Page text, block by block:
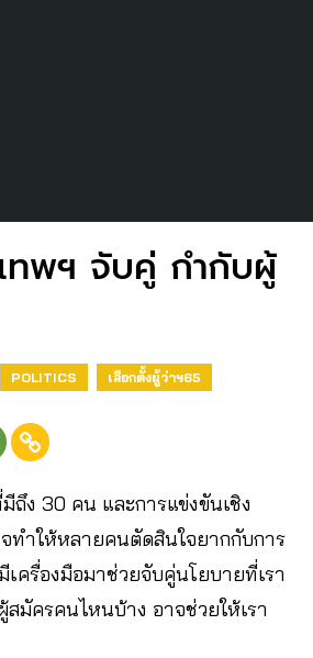
พฯ จับคู่ กำกับผู้
POLITICS เลือกตั้งผู้ว่าฯ65
ถึง 30 คน และการแข่งขันเชิง
ทำให้หลายคนตัดสินใจยากกับการ
เครื่องมือมาช่วยจับคู่นโยบายที่เรา
มัครคนไหนบ้าง อาจช่วยให้เรา